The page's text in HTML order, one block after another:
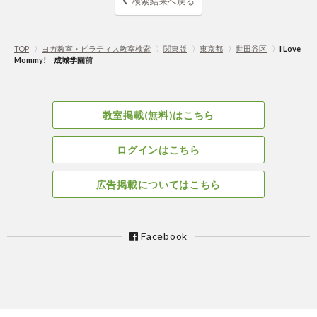
TOP 〉 ヨガ教室・ピラティス教室検索 〉 関東版 〉 東京都 〉 世田谷区 〉 I Love
Mommy! 成城学園前
教室掲載(無料)はこちら
ログインはこちら
広告掲載についてはこちら
Facebook